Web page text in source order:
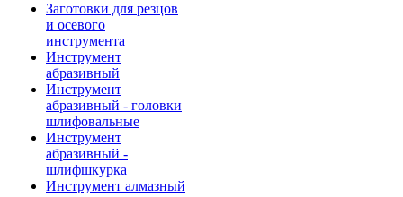
Заготовки для резцов
и осевого
инструмента
Инструмент
абразивный
Инструмент
абразивный - головки
шлифовальные
Инструмент
абразивный -
шлифшкурка
Инструмент алмазный